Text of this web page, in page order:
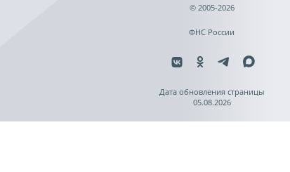
© 2005-2026
ФНС России
Дата обновления страницы
05.08.2026